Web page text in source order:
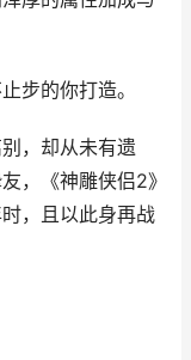
的你打造。
，却从未有遗
，《神雕侠侣2》
，且以此身再战